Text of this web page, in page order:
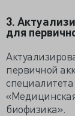
3.
для
первичной
биофизика».